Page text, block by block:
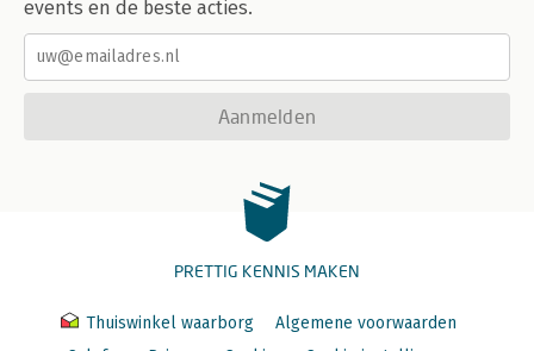
events en de beste acties.
Aanmelden
PRETTIG KENNIS MAKEN
Thuiswinkel waarborg
Algemene voorwaarden